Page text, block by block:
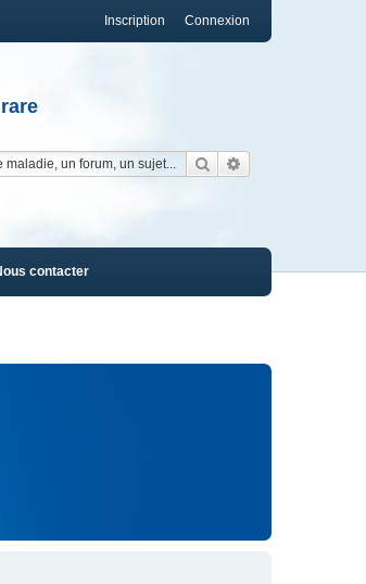
Connexion
Inscription
Rechercher
contacter